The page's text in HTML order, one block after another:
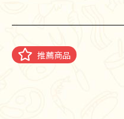
推薦商品